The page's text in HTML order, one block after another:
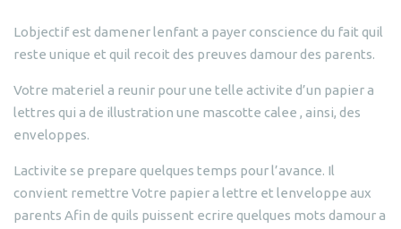
Lobjectif est damener lenfant a payer conscience du fait quil
reste unique et quil recoit des preuves damour des parents.
Votre materiel a reunir pour une telle activite d’un papier a
lettres qui a de illustration une mascotte calee , ainsi, des
enveloppes.
Lactivite se prepare quelques temps pour l’avance. Il
convient remettre Votre papier a lettre et lenveloppe aux
parents Afin de quils puissent ecrire quelques mots damour a